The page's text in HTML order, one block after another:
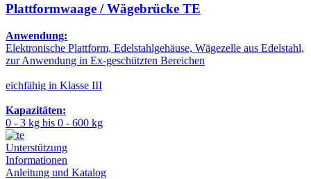
Plattformwaage / Wägebrücke TE
Anwendung:
Elektronische Plattform, Edelstahlgehäuse, Wägezelle aus Edelstahl,
zur Anwendung in Ex-geschützten Bereichen
eichfähig in Klasse III
Kapazitäten:
0 - 3 kg bis 0 - 600 kg
Unterstützung
Informationen
Anleitung und Katalog